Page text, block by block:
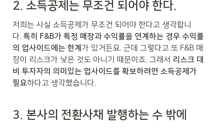
2. 소득공제는 무조건 되어야 한다.
저희는 사실 소득공제가 무조건 되어야 한다고 생각합니
다. 특히 F&B가 특정 매장과 수익률을 연계하는 경우 수익률
의 업사이드에는 한계 가 있거든요. 근데 그렇다고 또 F&B 매
장이 리스크가 낮은 것도 아니기 때문이죠. 그래서 리스크 대
비 투자자의 의미있는 업사이드를 확보하려면 소득공제가
필요하다고 생각했습니다.
3. 본사의 전환사채 발행하는 수 밖에